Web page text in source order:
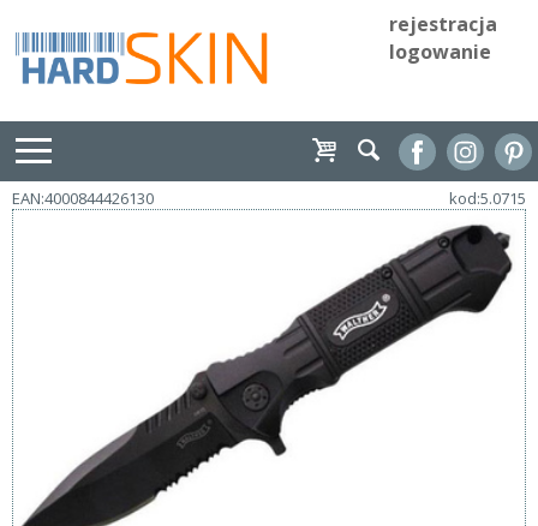
rejestracja
logowanie
EAN:4000844426130 kod:5.0715